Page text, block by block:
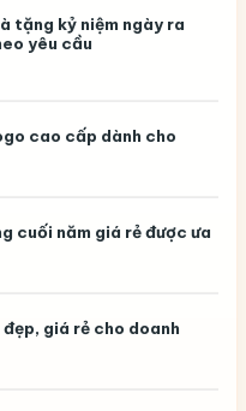
tặng kỷ niệm ngày ra
yêu cầu
cao cấp dành cho
cuối năm giá rẻ được ưa
giá rẻ cho doanh